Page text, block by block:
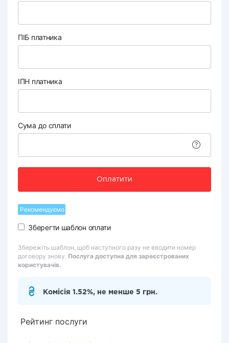
ПІБ платника
ІПН платника
Сума до сплати
Оплатити
Рекомендуємо
Зберегти шаблон оплати
Збережіть шаблон, щоб наступного разу не вводити номер
договору знову. Послуга доступна для зареєстрованих
користувачів.
Комісія 1.52%, не менше 5 грн.
Рейтинг послуги